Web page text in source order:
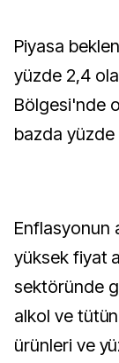
Piyasa
yüzde 2,4
Bölgesi'nde
bazda
Enflasyonun
yüksek fiyat
sektöründe
alkol ve
ürünleri ve